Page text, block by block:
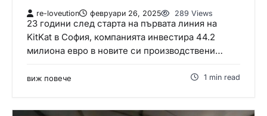
re-loveution февруари 26, 2025 289 Views
23 години след старта на първата линия на
KitKat в София, компанията инвестира 44.2
милиона евро в новите си производствени…
виж повече 1 min read